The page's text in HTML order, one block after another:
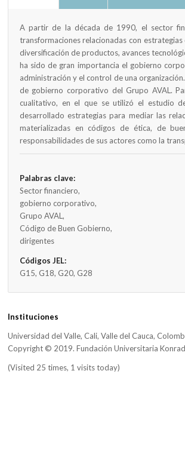
A partir de la década de 1990, el sector
transformaciones relacionadas con
diversificación de productos, avances
ha sido de gran importancia el gobierno
administración y el control de una
de gobierno corporativo del Grupo AVAL.
cualitativo, en el que se utilizó el estudio
desarrollado estrategias para mediar las
materializadas en códigos de ética, de
responsabilidades de sus actores como la
Palabras clave:
Sector financiero,
gobierno corporativo,
Grupo AVAL,
Código de Buen Gobierno,
dirigentes
Códigos JEL:
G15, G18, G20, G28
Instituciones
Universidad del Valle, Cali, Valle del Cauca,
Copyright © 2019. Fundación Universitaria
(Visited 25 times, 1 visits today)